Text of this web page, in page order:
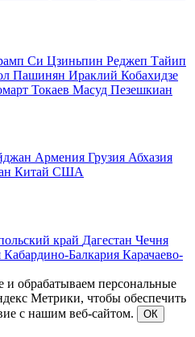
Си Цзиньпин Реджеп Тайип
Пашинян Ираклий Кобахидзе
Токаев Масуд Пезешкиан
Армения Грузия Абхазия
Китай США
край Дагестан Чечня
Кабардино-Балкария Карачаево-
обрабатываем персональные
Метрики, чтобы обеспечить
с нашим веб-сайтом.
ОК